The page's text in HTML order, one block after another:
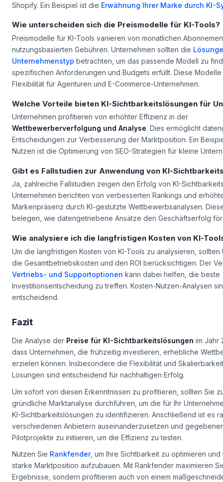
Shopify. Ein Beispiel ist die Erwähnung Ihrer Marke durch KI-
Wie unterscheiden sich die Preismodelle für KI-Tools?
Preismodelle für KI-Tools variieren von monatlichen
nutzungsbasierten Gebühren. Unternehmen sollten die
Unternehmenstyp betrachten, um das passende Modell zu
spezifischen Anforderungen und Budgets erfüllt. Diese
Flexibilität für Agenturen und E-Commerce-Unternehmen.
Welche Vorteile bieten KI-Sichtbarkeitslösungen für
Unternehmen profitieren von erhöhter Effizienz in der
Wettbewerberverfolgung und Analyse. Dies ermöglicht
Entscheidungen zur Verbesserung der Marktposition. Ein
Nutzen ist die Optimierung von SEO-Strategien für kleine
Gibt es Fallstudien zur Anwendung von KI-
Ja, zahlreiche Fallstudien zeigen den Erfolg von KI-
Unternehmen berichten von verbesserten Rankings und
Markenpräsenz durch KI-gestützte Wettbewerbsanalysen.
belegen, wie datengetriebene Ansätze den Geschäftserfolg
Wie analysiere ich die langfristigen Kosten von KI-
Um die langfristigen Kosten von KI-Tools zu analysieren, sollten
die Gesamtbetriebskosten und den ROI berücksichtigen. Der
Vertriebs- und Supportoptionen kann dabei helfen, die beste
Investitionsentscheidung zu treffen. Kosten-Nutzen-Analysen
entscheidend.
Fazit
Die Analyse der Preise für KI-Sichtbarkeitslösungen im Jahr
dass Unternehmen, die frühzeitig investieren, erhebliche
erzielen können. Insbesondere die Flexibilität und
Lösungen sind entscheidend für nachhaltigen Erfolg.
Um sofort von diesen Erkenntnissen zu profitieren, sollten Sie
gründliche Marktanalyse durchführen, um die für Ihr
KI-Sichtbarkeitslösungen zu identifizieren. Anschließend ist es
verschiedenen Anbietern auseinanderzusetzen und
Pilotprojekte zu initiieren, um die Effizienz zu testen.
Nutzen Sie Rankfender, um Ihre Sichtbarkeit zu optimieren
starke Marktposition aufzubauen. Mit Rankfender maximieren
Ergebnisse, sondern profitieren auch von einem